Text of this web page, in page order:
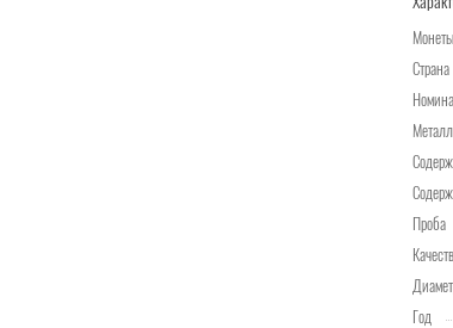
Монеты
Страна
Металл
Проба
Год